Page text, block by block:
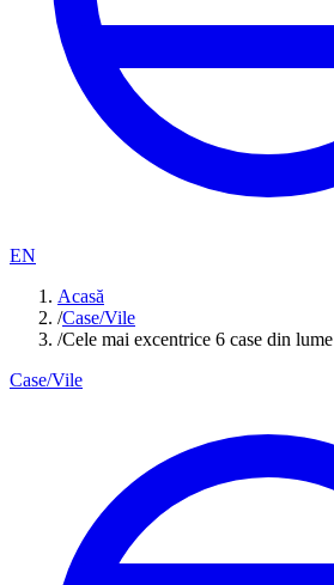
EN
Acasă
/Case/Vile
/Cele mai excentrice 6 case din lume
Case/Vile